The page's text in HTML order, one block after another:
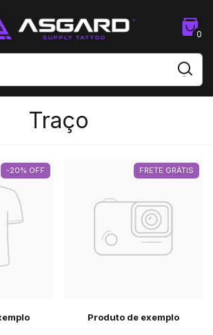
0
Traço
-20% OFF FRETE GRÁTIS
Produto de exemplo